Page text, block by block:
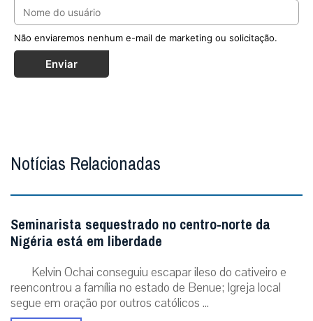
Não enviaremos nenhum e-mail de marketing ou solicitação.
Enviar
Notícias Relacionadas
Seminarista sequestrado no centro-norte da
Nigéria está em liberdade
Kelvin Ochai conseguiu escapar ileso do cativeiro e
reencontrou a família no estado de Benue; Igreja local
segue em oração por outros católicos ...